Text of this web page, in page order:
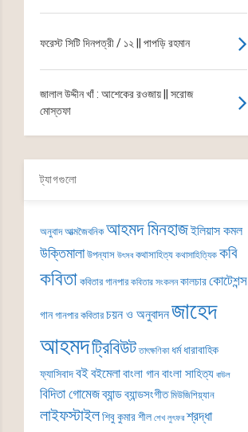
ফরেস্ট সিটি দিনপত্রী / ১২ || পাপড়ি রহমান
জালাল উদ্দীন খাঁ : আশেকের রওজায় || সরোজ
মোস্তফা
ট্যাগগুলো
অনুবাদ আত্মজৈবনিক আহমদ মিনহাজইলিয়াস কমল
উক্তিমালা উপন্যাস উৎসব কথাসাহিত্য কথাসাহিত্যিক কবি
কবিতা কবিতার গানপার কবিতার সংকলন কালচারকোটেশন্স
গান গানপার কবিতার চয়ন ও অনুবাদনজাহেদ
আহমদট্রিবিউট তাৎক্ষণিকা ধর্ম ধারাবাহিক
ফ্যাসিবাদবইবইমেলাবাংলা গানবাংলা সাহিত্য বাউল
বিদিতা গোমেজব্যান্ডব্যান্ডসংগীত মিউজিশিয়্যান
লাইফস্টাইলশিবু কুমার শীল শেখ লুৎফর শ্রদ্ধা